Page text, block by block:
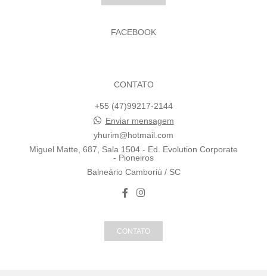
FACEBOOK
CONTATO
+55 (47)99217-2144
Enviar mensagem
yhurim@hotmail.com
Miguel Matte, 687, Sala 1504 - Ed. Evolution Corporate
- Pioneiros
Balneário Camboriú / SC
CONTATO